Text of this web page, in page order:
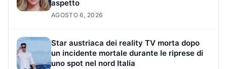
aspetto
AGOSTO 6, 2026
Star austriaca dei reality TV morta dopo
un incidente mortale durante le riprese di
uno spot nel nord Italia